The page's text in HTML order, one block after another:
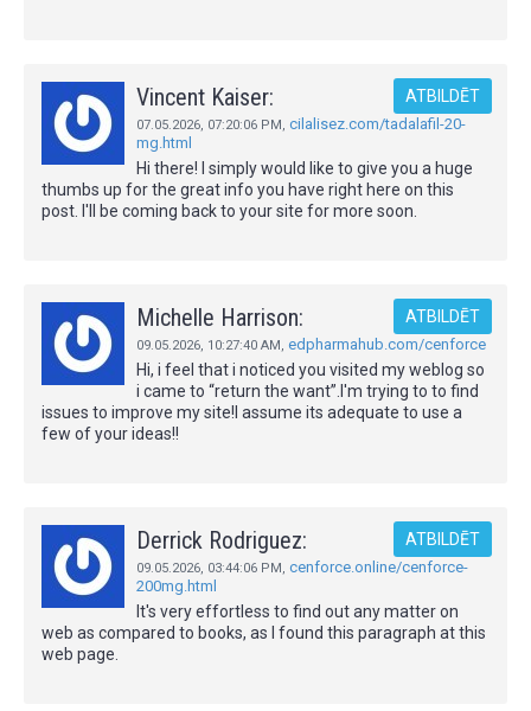
Vincent Kaiser:
07.05.2026, 07:20:06 PM, cilalisez.com/tadalafil-20-
mg.html
ATBILDĒT
Hi there! I simply would like to give you a huge
thumbs up for the great info you have right here on this
post. I'll be coming back to your site for more soon.
Michelle Harrison:
09.05.2026, 10:27:40 AM, edpharmahub.com/cenforce
ATBILDĒT
Hi, i feel that i noticed you visited my weblog so
i came to “return the want”.I'm trying to to find
issues to improve my site!I assume its adequate to use a
few of your ideas!!
Derrick Rodriguez:
09.05.2026, 03:44:06 PM, cenforce.online/cenforce-
200mg.html
ATBILDĒT
It's very effortless to find out any matter on
web as compared to books, as I found this paragraph at this
web page.